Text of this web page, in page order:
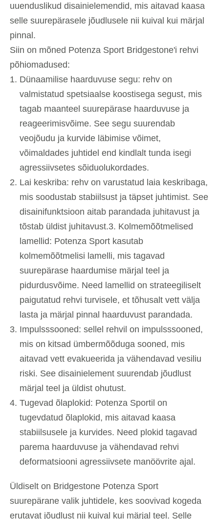
uuenduslikud disainielemendid, mis aitavad kaasa
selle suurepärasele jõudlusele nii kuival kui märjal
pinnal.
Siin on mõned Potenza Sport Bridgestone'i rehvi
põhiomadused:
Dünaamilise haarduvuse segu: rehv on
valmistatud spetsiaalse koostisega segust, mis
tagab maanteel suurepärase haarduvuse ja
reageerimisvõime. See segu suurendab
veojõudu ja kurvide läbimise võimet,
võimaldades juhtidel end kindlalt tunda isegi
agressiivsetes sõiduolukordades.
Lai keskriba: rehv on varustatud laia keskribaga,
mis soodustab stabiilsust ja täpset juhtimist. See
disainifunktsioon aitab parandada juhitavust ja
tõstab üldist juhitavust.3. Kolmemõõtmelised
lamellid: Potenza Sport kasutab
kolmemõõtmelisi lamelli, mis tagavad
suurepärase haardumise märjal teel ja
pidurdusvõime. Need lamellid on strateegiliselt
paigutatud rehvi turvisele, et tõhusalt vett välja
lasta ja märjal pinnal haarduvust parandada.
Impulsssooned: sellel rehvil on impulsssooned,
mis on kitsad ümbermõõduga sooned, mis
aitavad vett evakueerida ja vähendavad vesiliu
riski. See disainielement suurendab jõudlust
märjal teel ja üldist ohutust.
Tugevad õlaplokid: Potenza Sportil on
tugevdatud õlaplokid, mis aitavad kaasa
stabiilsusele ja kurvides. Need plokid tagavad
parema haarduvuse ja vähendavad rehvi
deformatsiooni agressiivsete manöövrite ajal.
Üldiselt on Bridgestone Potenza Sport
suurepärane valik juhtidele, kes soovivad kogeda
erutavat jõudlust nii kuival kui märjal teel. Selle